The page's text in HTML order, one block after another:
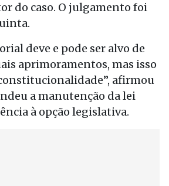
do caso. O julgamento foi
deve e pode ser alvo de
aprimoramentos, mas isso
afirmou
a manutenção da lei
à opção legislativa.